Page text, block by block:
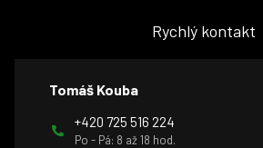
Rychlý kontakt
Tomáš Kouba
+420 725 516 224
Po - Pá: 8 až 18 hod.